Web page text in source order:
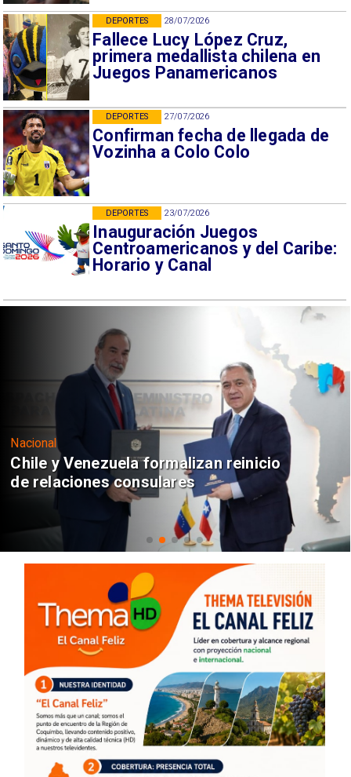
28/07/2026
Fallece Lucy López Cruz,
primera medallista chilena en
Juegos Panamericanos
DEPORTES
27/07/2026
Confirman fecha de llegada de
Vozinha a Colo Colo
DEPORTES
23/07/2026
Inauguración Juegos
Centroamericanos y del Caribe:
Horario y Canal
DEPORTES
Nacional
Chile y Venezuela formalizan reinicio
de relaciones consulares